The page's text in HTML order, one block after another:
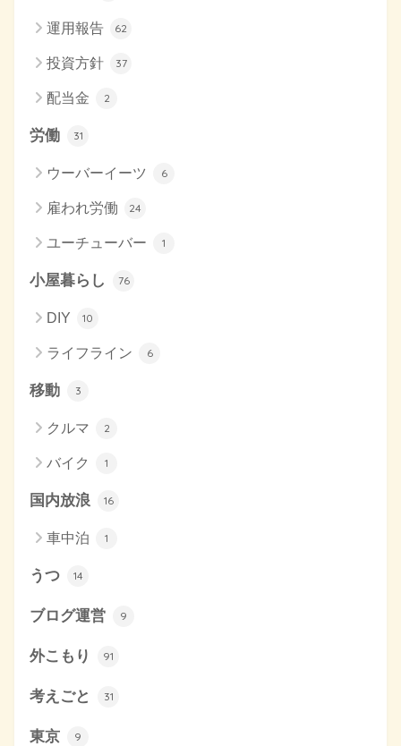
運用報告 62
投資方針 37
配当金 2
労働 31
ウーバーイーツ 6
雇われ労働 24
ユーチューバー 1
小屋暮らし 76
DIY 10
ライフライン 6
移動 3
クルマ 2
バイク 1
国内放浪 16
車中泊 1
うつ 14
ブログ運営 9
外こもり 91
考えごと 31
東京 9